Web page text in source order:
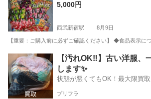
5,000円
西武新宿駅 8月9日
【重要：ご購入前に必ずご確認ください】 ◆食品表
東京 杉並区 西武新宿駅 食品 ピュレグ
【汚れOK‼️】古い洋服、
します✨
状態が悪くてもOK！最大限買
プリフラ